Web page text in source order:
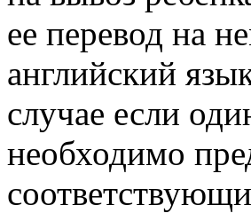
ее перевод на
английский
случае если
необходимо